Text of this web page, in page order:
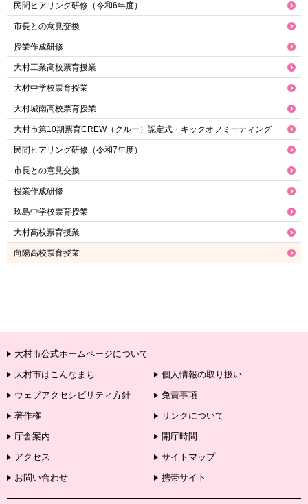
民間ヒアリング研修（令和6年度）
市長との意見交換
授業作成研修
大村工業高校票育授業
大村中学校票育授業
大村城南高校票育授業
大村市第10期票育CREW（クルー）認定式・キックオフミーティング
民間ヒアリング研修（令和7年度）
市長との意見交換
授業作成研修
玖島中学校票育授業
大村高校票育授業
向陽高校票育授業
大村市公式ホームページについて
大村市はこんなまち
個人情報の取り扱い
ウェブアクセシビリティ方針
免責事項
著作権
リンクについて
庁舎案内
開庁時間
アクセス
サイトマップ
お問い合わせ
携帯サイト